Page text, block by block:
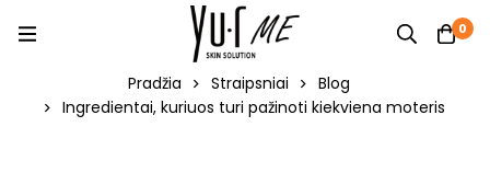
0
Pradžia Straipsniai
Blog
Ingredientai, kuriuos turi pažinoti kiekviena moteris